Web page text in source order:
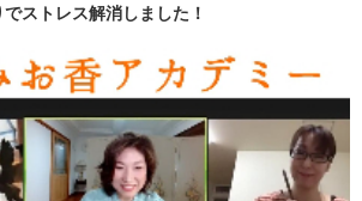
ストレス解消しました！